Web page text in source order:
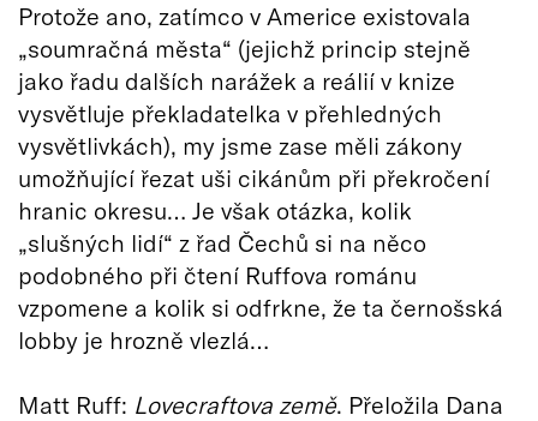
Protože ano, zatímco v Americe existovala
„soumračná města“ (jejichž princip stejně
jako řadu dalších narážek a reálií v knize
vysvětluje překladatelka v přehledných
vysvětlivkách), my jsme zase měli zákony
umožňující řezat uši cikánům při překročení
hranic okresu… Je však otázka, kolik
„slušných lidí“ z řad Čechů si na něco
podobného při čtení Ruffova románu
vzpomene a kolik si odfrkne, že ta černošská
lobby je hrozně vlezlá…
Matt Ruff: Lovecraftova země. Přeložila Dana